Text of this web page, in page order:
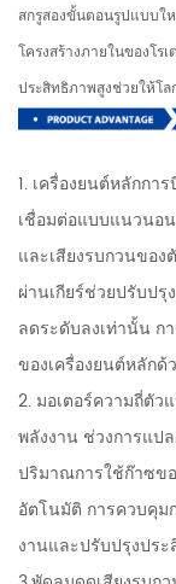
สกรูสองขั้นตอนรูปแบบใ
โครงสร้างภายในของโร
ประสิทธิภาพสูงช่วยให้โ
1. เครื่องยนต์หลักก
เชื่อมต่อแบบแนวนอ
และเสียงรบกวนของ
ผ่านเกียร์ช่วยปรับปรุ
ลดระดับลงเท่านั้น ก
ของเครื่องยนต์หลักด้
2. มอเตอร์ความถี่ตั
พลังงาน ช่วงการแป
ปริมาณการใช้ก๊าซข
อัตโนมัติ การควบคุ
งานและปรับปรุงปร